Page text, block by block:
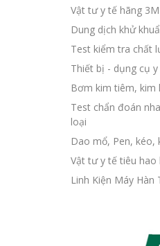
Vật tư y tế hãng
Dung dịch khử
Test kiểm tra chất
Thiết bị - dụng cụ
Bơm kim tiêm, kim
Test chẩn đoán
loại
Dao mổ, Pen, kéo,
Vật tư y tế tiêu hao
Linh Kiện Máy Hàn